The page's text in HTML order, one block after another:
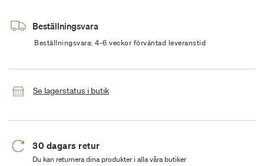
Beställningsvara
Beställningsvara: 4-6 veckor förväntad leveranstid
Se lagerstatus i butik
30 dagars retur
Du kan returnera dina produkter i alla våra butiker